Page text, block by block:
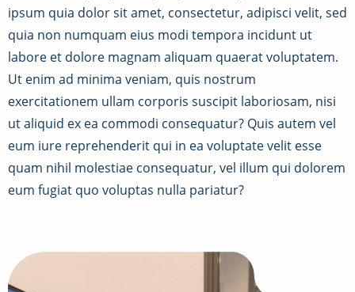
ipsum quia dolor sit amet, consectetur, adipisci velit, sed
quia non numquam eius modi tempora incidunt ut
labore et dolore magnam aliquam quaerat voluptatem.
Ut enim ad minima veniam, quis nostrum
exercitationem ullam corporis suscipit laboriosam, nisi
ut aliquid ex ea commodi consequatur? Quis autem vel
eum iure reprehenderit qui in ea voluptate velit esse
quam nihil molestiae consequatur, vel illum qui dolorem
eum fugiat quo voluptas nulla pariatur?